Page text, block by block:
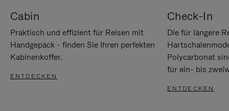
Cabin
Praktisch und effizient für Reisen mit
Handgepäck - finden Sie Ihren perfekten
Kabinenkoffer.
ENTDECKEN
Check-In
Die für längere
Polycarbonat
für ein- bis
ENTDECKEN